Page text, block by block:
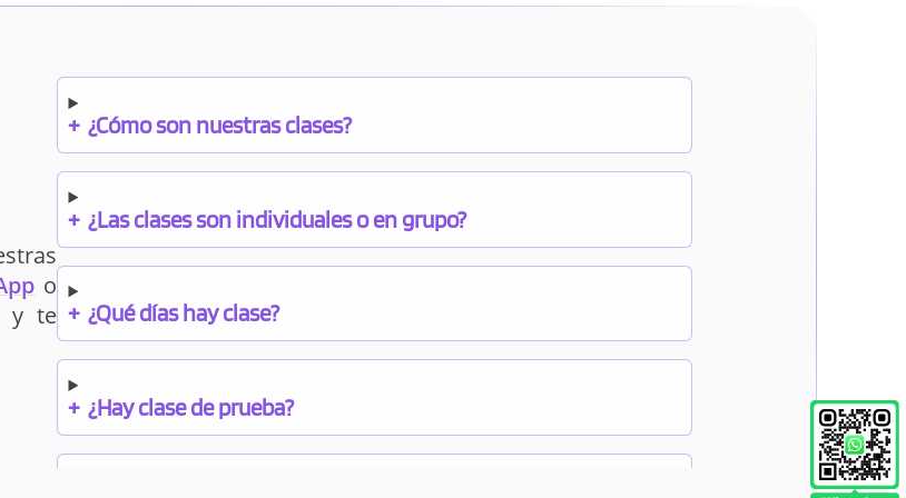
o
y te
+ ¿Cómo son nuestras clases?
+ ¿Las clases son individuales o en grupo?
+ ¿Qué días hay clase?
+ ¿Hay clase de prueba?